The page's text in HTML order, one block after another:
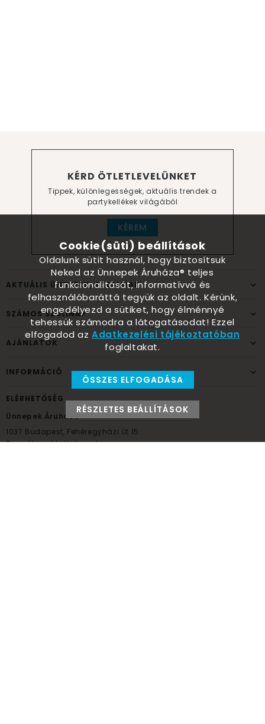
KÉRD ÖTLETLEVELÜNKET
Tippek, különlegességek, aktuális trendek a
partykellékek világából
KÉREM
AKTUÁLIS ÜNNEPEK, ALKALMAK
SZÁMOS SZÜLINAP
AJÁNLATOK
INFORMÁCIÓ
ELÉRHETŐSÉG
Ünnepek Áruháza
1037 Budapest, Fehéregyházi út 15.
Személyes átvételi pont
Cookie(süti) beállítások
Oldalunk sütit használ, hogy biztosítsuk
Neked az Ünnepek Áruháza® teljes
funkcionalitását, informatívvá és
felhasználóbaráttá tegyük az oldalt. Kérünk,
engedélyezd a sütiket, hogy élménnyé
tehessük számodra a látogatásodat! Ezzel
elfogadod azAdatkezelési tájékoztatóban
foglaltakat.
ÖSSZES ELFOGADÁSA
RÉSZLETES BEÁLLÍTÁSOK